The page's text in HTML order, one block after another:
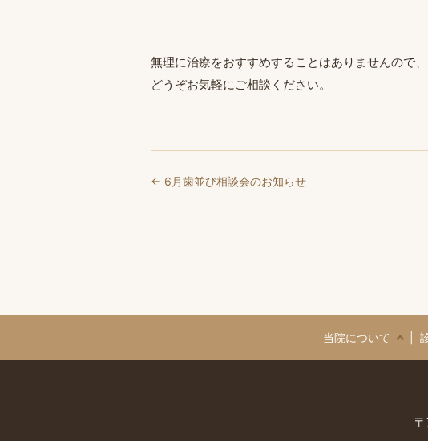
無理に治療をおすすめすることはありませんので、
どうぞお気軽にご相談ください。
← 6月歯並び相談会のお知らせ
当院について